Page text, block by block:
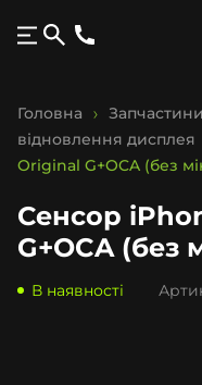
Головна Запчастини
відновлення дисплея
Original G+OCA (без
Сенсор
G+OCA (без
В наявності